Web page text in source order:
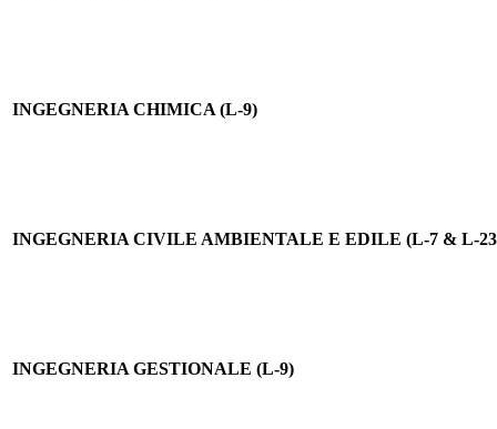
INGEGNERIA CHIMICA (L-9)
INGEGNERIA CIVILE AMBIENTALE E EDILE (L-7 & L-
INGEGNERIA GESTIONALE (L-9)